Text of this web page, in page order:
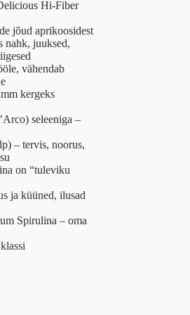
Hi-Fiber
jõud aprikoosidest
juuksed,
vähendab
kergeks
seleeniga –
– tervis, noorus,
on “tuleviku
ja küüned, ilusad
Spirulina – oma